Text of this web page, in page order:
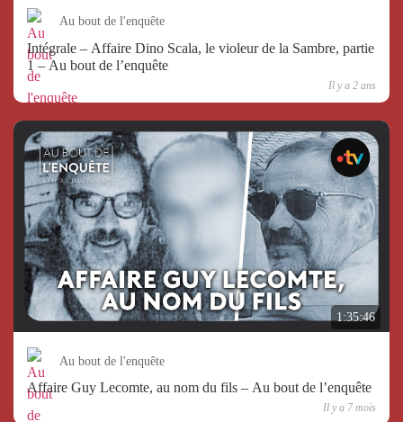
Au bout de l'enquête
Intégrale – Affaire Dino Scala, le violeur de la Sambre, partie
1 – Au bout de l’enquête
Il y a 2 ans
1:35:46
Au bout de l'enquête
Affaire Guy Lecomte, au nom du fils – Au bout de l’enquête
Il y a 7 mois